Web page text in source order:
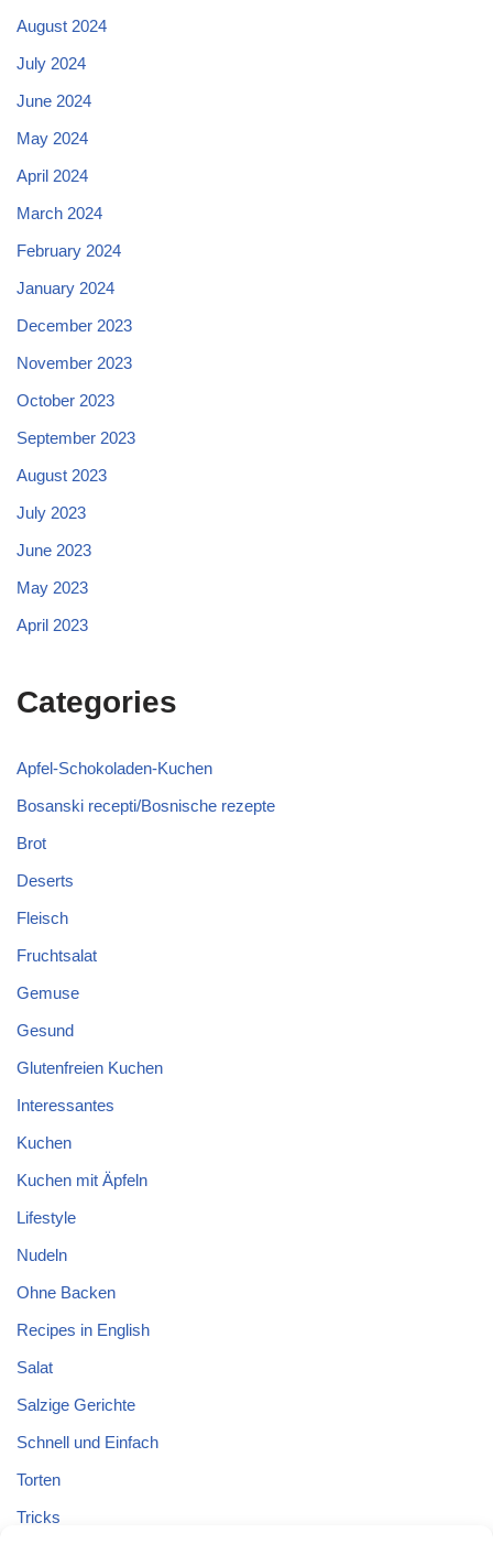
August 2024
July 2024
June 2024
May 2024
April 2024
March 2024
February 2024
January 2024
December 2023
November 2023
October 2023
September 2023
August 2023
July 2023
June 2023
May 2023
April 2023
Categories
Apfel-Schokoladen-Kuchen
Bosanski recepti/Bosnische rezepte
Brot
Deserts
Fleisch
Fruchtsalat
Gemuse
Gesund
Glutenfreien Kuchen
Interessantes
Kuchen
Kuchen mit Äpfeln
Lifestyle
Nudeln
Ohne Backen
Recipes in English
Salat
Salzige Gerichte
Schnell und Einfach
Torten
Tricks